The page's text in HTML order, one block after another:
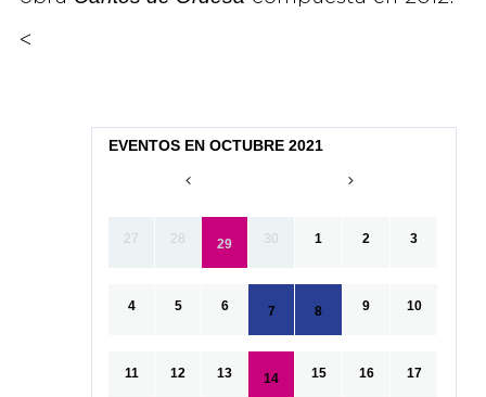
<
EVENTOS EN OCTUBRE 2021
27 28 29 30 1 2 3
4 5 6 7 8 9 10
11 12 13 14 15 16 17